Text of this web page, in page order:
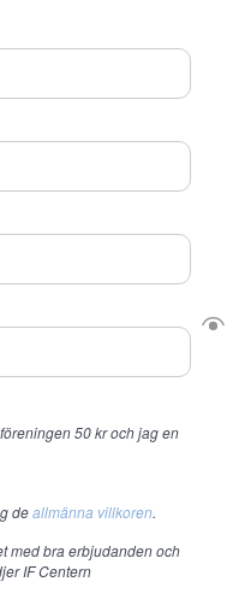
50 kr och jag en
deallmänna villkoren.
med bra erbjudanden och
IF Centern